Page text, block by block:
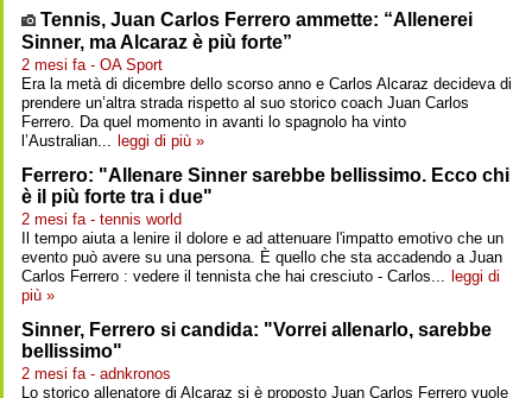
Tennis, Juan Carlos Ferrero ammette: “Allenerei
Sinner, ma Alcaraz è più forte”
2 mesi fa - OA Sport
Era la metà di dicembre dello scorso anno e Carlos Alcaraz decideva di
prendere un’altra strada rispetto al suo storico coach Juan Carlos
Ferrero. Da quel momento in avanti lo spagnolo ha vinto
l’Australian... leggi di più »
Ferrero: "Allenare Sinner sarebbe bellissimo. Ecco chi
è il più forte tra i due"
2 mesi fa - tennis world
Il tempo aiuta a lenire il dolore e ad attenuare l'impatto emotivo che un
evento può avere su una persona. È quello che sta accadendo a Juan
Carlos Ferrero : vedere il tennista che hai cresciuto - Carlos... leggi di
più »
Sinner, Ferrero si candida: "Vorrei allenarlo, sarebbe
bellissimo"
2 mesi fa - adnkronos
Lo storico allenatore di Alcaraz si è proposto Juan Carlos Ferrero vuole